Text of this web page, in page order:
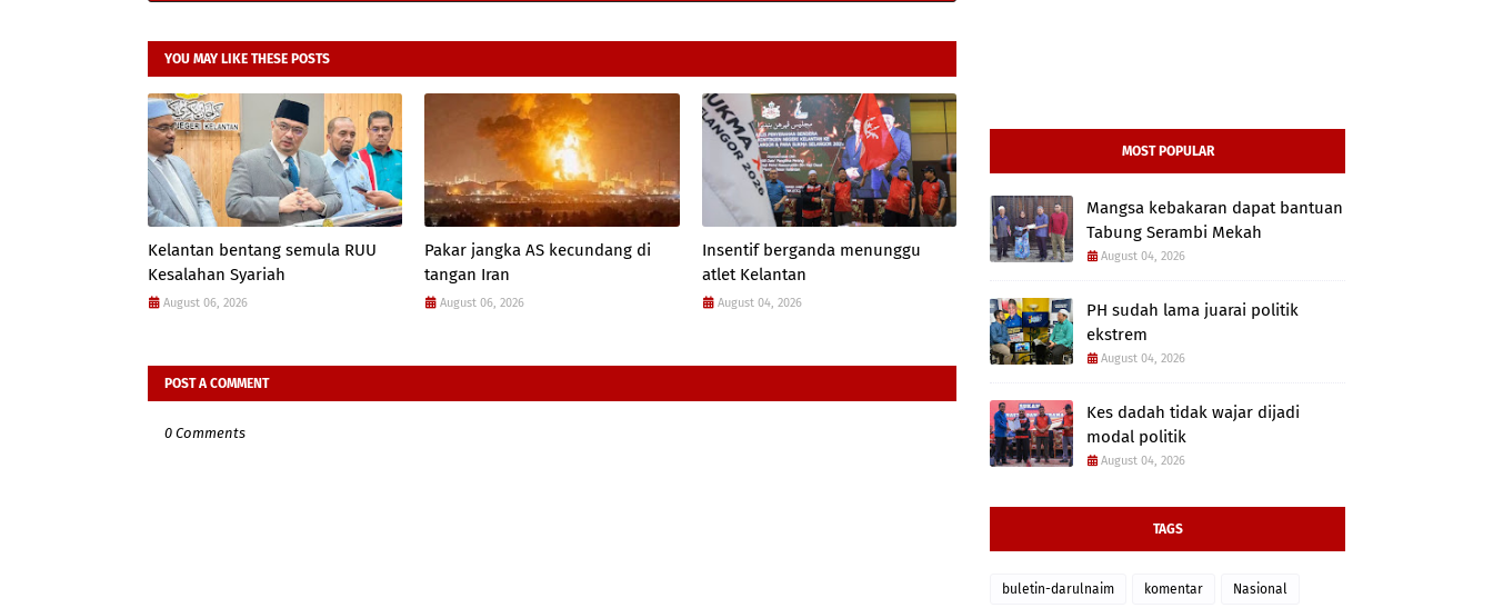
YOU MAY LIKE THESE POSTS
Kelantan bentang semula RUU
Kesalahan Syariah
August 06, 2026
Pakar jangka AS kecundang di
tangan Iran
August 06, 2026
Insentif berganda menunggu
atlet Kelantan
August 04, 2026
POST A COMMENT
0 Comments
MOST POPULAR
Mangsa kebakaran dapat bantuan
Tabung Serambi Mekah
August 04, 2026
PH sudah lama juarai politik
ekstrem
August 04, 2026
Kes dadah tidak wajar dijadi
modal politik
August 04, 2026
TAGS
buletin-darulnaim komentar Nasional